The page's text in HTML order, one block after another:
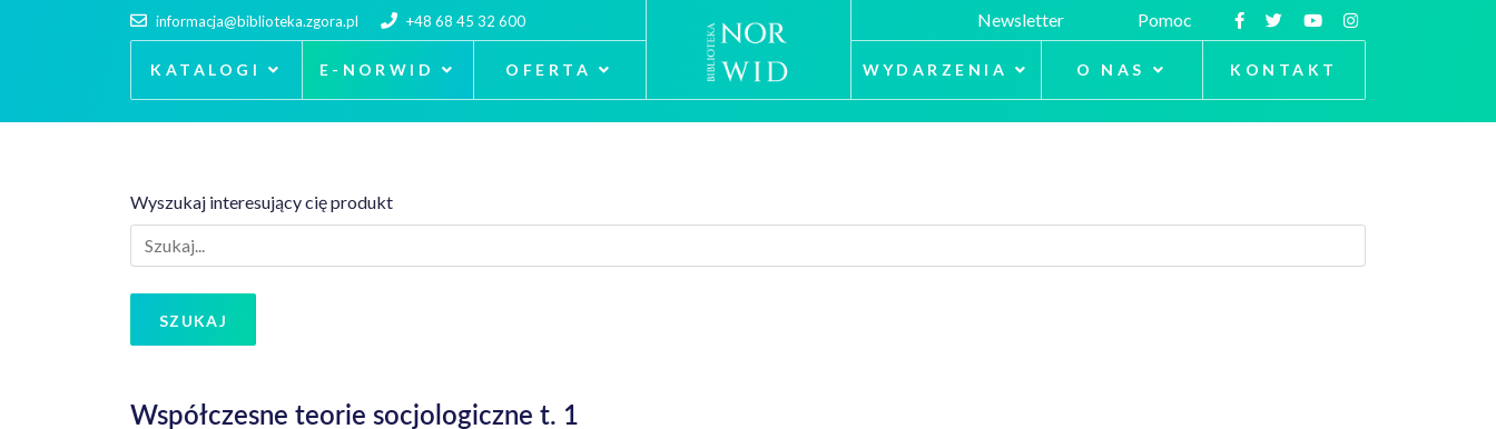
informacja@biblioteka.zgora.pl +48 68 45 32 600
KATALOGI E-NORWID OFERTA
Newsletter Pomoc
WYDARZENIA O NAS KONTAKT
Wyszukaj interesujący cię produkt
SZUKAJ
Współczesne teorie socjologiczne t. 1